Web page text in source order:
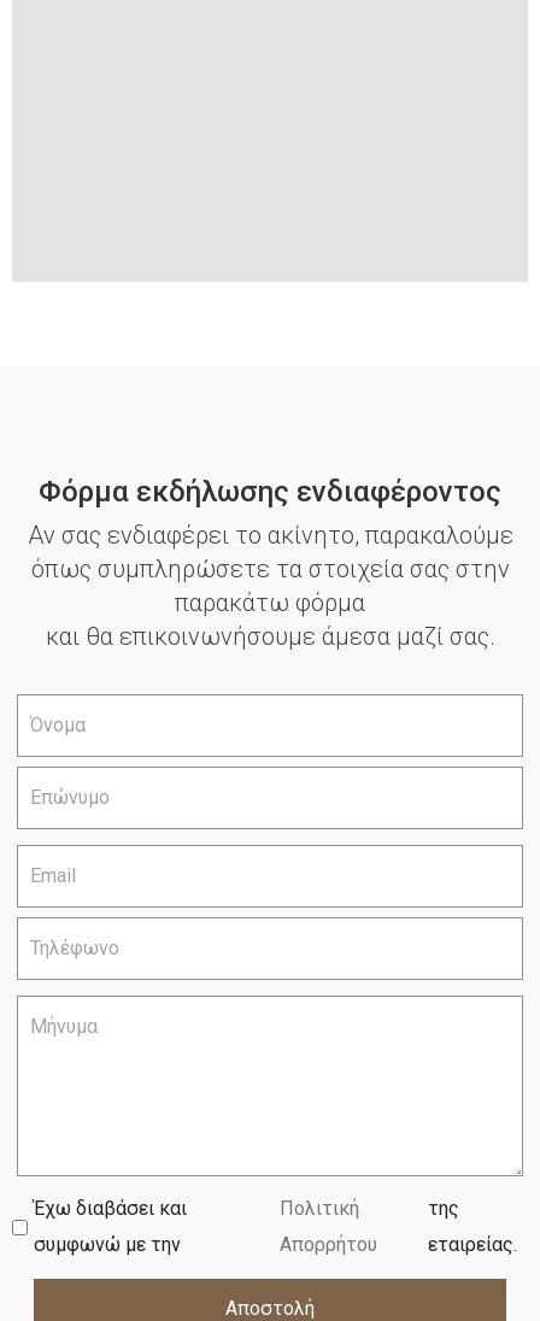
Φόρμα εκδήλωσης ενδιαφέροντος
Αν σας ενδιαφέρει το ακίνητο, παρακαλούμε
όπως συμπληρώσετε τα στοιχεία σας στην
παρακάτω φόρμα
και θα επικοινωνήσουμε άμεσα μαζί σας.
Έχω διαβάσει και
συμφωνώ με την
Πολιτική
Απορρήτου
της
εταιρείας.
Αποστολή